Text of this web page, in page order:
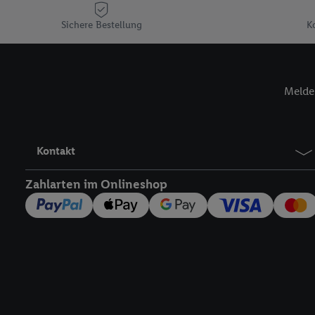
Sichere Bestellung
Kontakt
Zahlarten im Onlineshop
Plus-Konto einloggen,
Verantwortlichkeit mit
zu erstellen (die
Hierzu wird von uns
Adresse in
Zudem erlauben Sie
den Lidl-Diensten
Wenn das der Fall ist,
Insbesondere können
werden, damit wir
Nutzung der Utiq-
widerrufen - jederzeit
Telekommunikations-
die Lidl-Dienste)